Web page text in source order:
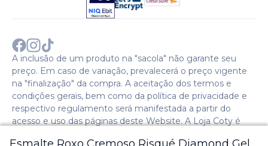
Sobre a COTY no mundo
A inclusão de um produto na "sacola" não garante seu
preço. Em caso de variação, prevalecerá o preço vigente
na "finalização" da compra. A aceitação dos termos e
condições gerais, bem como da política de privacidade e
respectivo regulamento será manifestada a partir do
acesso e uso das páginas deste Website. A Loja Coty é